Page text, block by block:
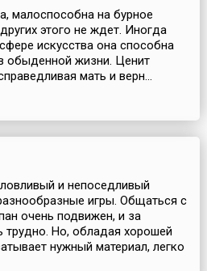
малоспособна на бурное
этого не ждет. Иногда
искусства она способна
обыденной жизни. Ценит
мать и верн...
и непоседливый
игры. Общаться с
очень подвижен, и за
трудно. Но, обладая хорошей
нужный материал, легко